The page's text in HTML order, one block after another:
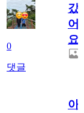
0
댓글
갔
어
요.
아.